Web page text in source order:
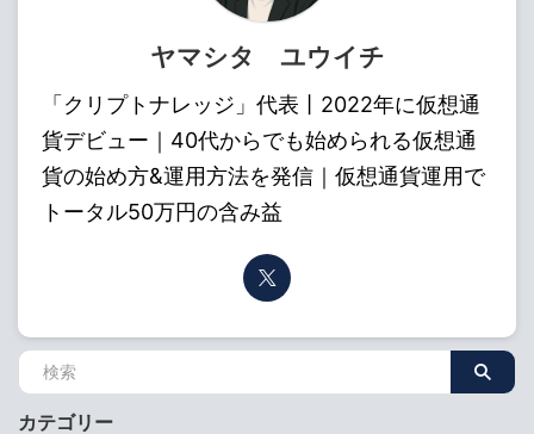
ヤマシタ ユウイチ
「クリプトナレッジ」代表丨2022年に仮想通
貨デビュー｜40代からでも始められる仮想通
貨の始め方&運用方法を発信｜仮想通貨運用で
トータル50万円の含み益
カテゴリー